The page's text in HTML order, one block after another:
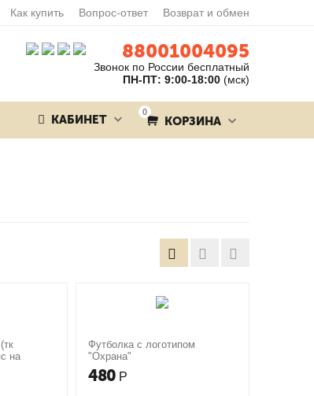
Как купить Вопрос-ответ Возврат и обмен
88001004095
Звонок по России бесплатный
ПН-ПТ: 9:00-18:00 (мск)
0
КОРЗИНА
КАБИНЕТ
на
Футболка с логотипом
"Охрана"
480 Р